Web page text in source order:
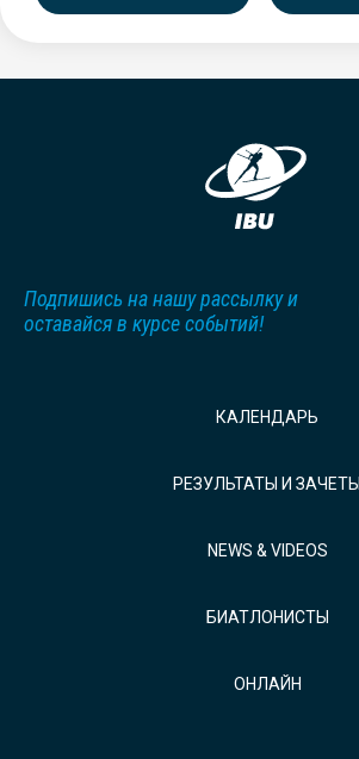
Подпишись на нашу рассылку и
оставайся в курсе событий!
КАЛЕНДАРЬ
РЕЗУЛЬТАТЫ И ЗАЧЕТЫ
NEWS & VIDEOS
БИАТЛОНИСТЫ
ОНЛАЙН